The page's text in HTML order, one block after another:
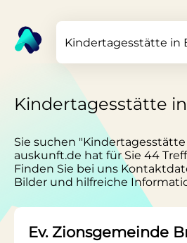
Kindertagesstätte
Sie suchen
auskunft.de hat für Sie 44
Finden Sie bei uns
Bilder und hilfreiche
Ev. Zionsgemeinde